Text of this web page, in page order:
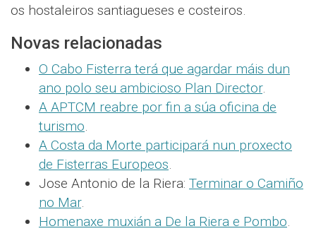
os hostaleiros santiagueses e costeiros.
Novas relacionadas
O Cabo Fisterra terá que agardar máis dun
ano polo seu ambicioso Plan Director.
A APTCM reabre por fin a súa oficina de
turismo.
A Costa da Morte participará nun proxecto
de Fisterras Europeos.
Jose Antonio de la Riera: Terminar o Camiño
no Mar.
Homenaxe muxián a De la Riera e Pombo.